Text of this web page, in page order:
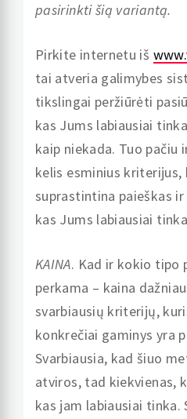
pasirinkti šią variantą.
Pirkite internetu iš
tai atveria galimybes
tikslingai peržiūrėti
kas Jums labiausiai
kaip niekada. Tuo pačiu
kelis esminius kriterijus,
suprastintina paieškas
kas Jums labiausiai
KAINA. Kad ir kokio tipo
perkama – kaina
svarbiausių kriterijų,
konkrečiai gaminys yra
Svarbiausia, kad šiuo
atviros, tad kiekvienas,
kas jam labiausiai tinka.